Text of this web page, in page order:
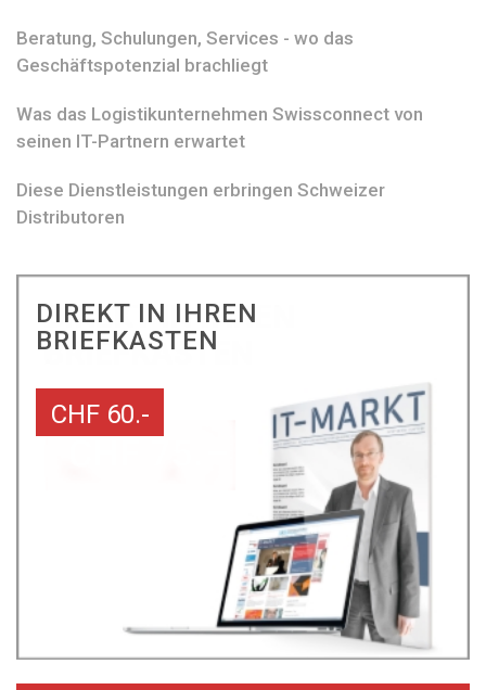
Beratung, Schulungen, Services - wo das
Geschäftspotenzial brachliegt
Was das Logistikunternehmen Swissconnect von
seinen IT-Partnern erwartet
Diese Dienstleistungen erbringen Schweizer
Distributoren
DIREKT IN IHREN
BRIEFKASTEN
CHF 60.-